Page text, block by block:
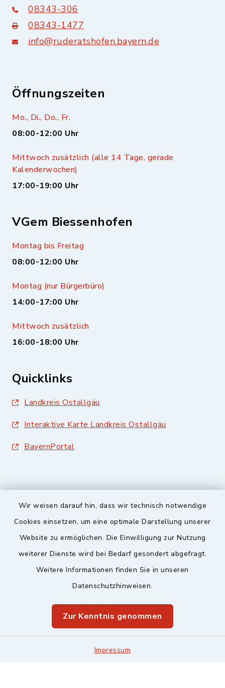
Wir weisen darauf hin, dass wir technisch notwendige
Cookies einsetzen, um eine optimale Darstellung unserer
Website zu ermöglichen. Die Einwilligung zur Nutzung
weiterer Dienste wird bei Bedarf gesondert abgefragt.
Weitere Informationen finden Sie in unseren
Datenschutzhinweisen.
Zur Kenntnis genommen
Impressum
08343-306
08343-1477
info@ruderatshofen.bayern.de
Öffnungszeiten
Mo., Di., Do., Fr.
08:00-12:00 Uhr
Mittwoch zusätzlich (alle 14 Tage, gerade
Kalenderwochen)
17:00-19:00 Uhr
VGem Biessenhofen
Montag bis Freitag
08:00-12:00 Uhr
Montag (nur Bürgerbüro)
14:00-17:00 Uhr
Mittwoch zusätzlich
16:00-18:00 Uhr
Quicklinks
Landkreis Ostallgäu
Interaktive Karte Landkreis Ostallgäu
BayernPortal
Sicherer Kontakt
Datenschutz
Leitweg-ID & Rechnungsadressen